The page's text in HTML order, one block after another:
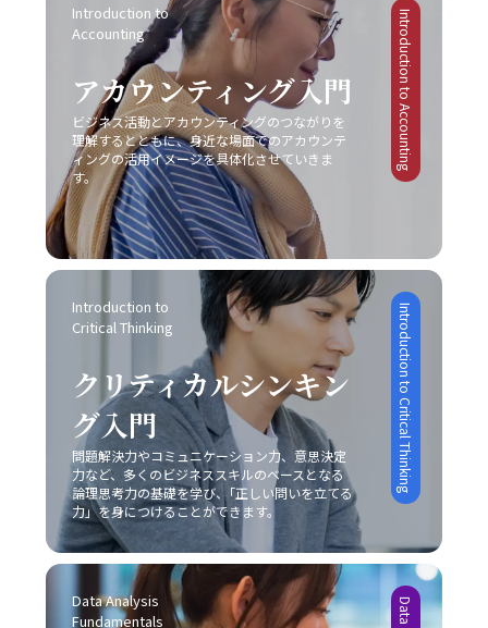
Introduction to
Accounting
アカウンティング入門
ビジネス活動とアカウンティングのつながりを
理解するとともに、身近な場面でのアカウンテ
ィングの活用イメージを具体化させていきま
す。
Introduction to Accounting
Introduction to
Critical Thinking
クリティカルシンキン
グ入門
問題解決力やコミュニケーション力、意思決定
力など、多くのビジネススキルのベースとなる
論理思考力の基礎を学び、｢正しい問いを立てる
力」を身につけることができます。
Introduction to Critical Thinking
Data Analysis
Fundamentals